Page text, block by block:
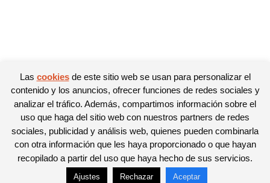
© Newspaper WordPress Theme by TagDiv
Las cookiesde este sitio web se usan para personalizar el
contenido y los anuncios, ofrecer funciones de redes sociales y
analizar el tráfico. Además, compartimos información sobre el
uso que haga del sitio web con nuestros partners de redes
sociales, publicidad y análisis web, quienes pueden combinarla
con otra información que les haya proporcionado o que hayan
recopilado a partir del uso que haya hecho de sus servicios.
Ajustes Rechazar Aceptar